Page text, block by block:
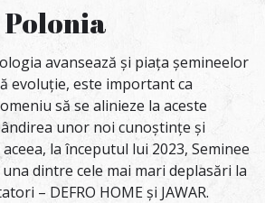
avansează și piața șemineelor
evoluție, este important ca
să se alinieze la aceste
unor noi cunoștințe și
la începutul lui 2023, Seminee
dintre cele mai mari deplasări la
– DEFRO HOME și JAWAR.